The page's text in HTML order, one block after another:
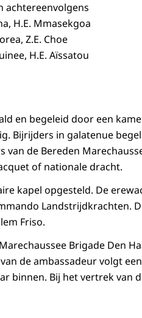
achtereenvolgens
H.E. Mmasekgoa
Z.E. Choe
H.E. Aïssatou
en begeleid door een
Bijrijders in galatenue
de Bereden
of nationale dracht.
kapel opgesteld. De
Landstrijdkrachten.
Friso.
Brigade Den
de ambassadeur volgt
binnen. Bij het vertrek van